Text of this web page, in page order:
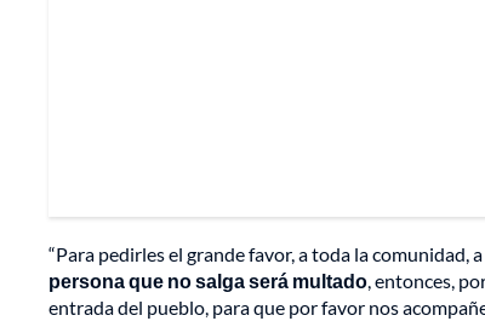
“Para pedirles el grande favor, a toda la comunidad,
persona que no salga será multado, entonces,
entrada del pueblo, para que por favor nos